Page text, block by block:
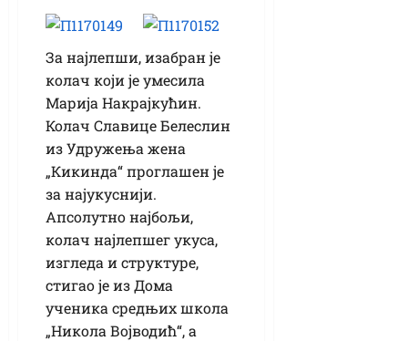
За најлепши, изабран је
колач који је умесила
Марија Накрајкућин.
Колач Славице Белеслин
из Удружења жена
„Кикинда“ проглашен је
за најукуснији.
Апсолутно најбољи,
колач најлепшег укуса,
изгледа и структуре,
стигао је из Дома
ученика средњих школа
„Никола Војводић“, а